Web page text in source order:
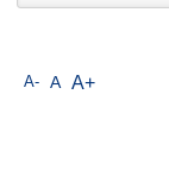
A- A A+